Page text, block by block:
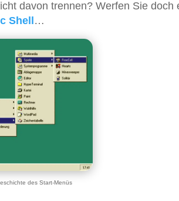
davon trennen? Werfen Sie
Shell …
des Start-Menüs